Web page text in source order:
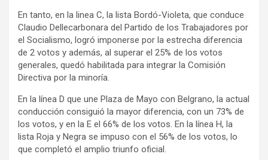
En tanto, en la linea C, la lista Bordó-Violeta, que conduce
Claudio Dellecarbonara del Partido de los Trabajadores por
el Socialismo, logró imponerse por la estrecha diferencia
de 2 votos y además, al superar el 25% de los votos
generales, quedó habilitada para integrar la Comisión
Directiva por la minoría.
En la línea D que une Plaza de Mayo con Belgrano, la actual
conducción consiguió la mayor diferencia, con un 73% de
los votos, y en la E el 66% de los votos. En la línea H, la
lista Roja y Negra se impuso con el 56% de los votos, lo
que completó el amplio triunfo oficial.